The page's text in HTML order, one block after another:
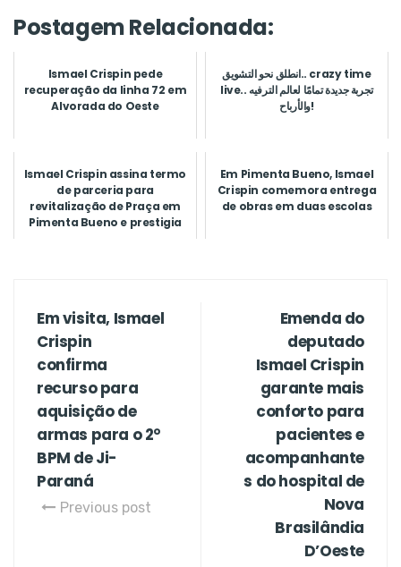
Postagem Relacionada:
Ismael Crispin pede
recuperação da linha 72 em
Alvorada do Oeste
انطلق نحو التشويق.. ‎crazy time
live‎.. تجربة جديدة تمامًا لعالم الترفيه
والأرباح!
Ismael Crispin assina termo
de parceria para
revitalização de Praça em
Pimenta Bueno e prestigia
Em Pimenta Bueno, Ismael
Crispin comemora entrega
de obras em duas escolas
Em visita, Ismael
Crispin
confirma
recurso para
aquisição de
armas para o 2°
BPM de Ji-
Paraná
Previous post
Emenda do
deputado
Ismael Crispin
garante mais
conforto para
pacientes e
acompanhante
s do hospital de
Nova
Brasilândia
D’Oeste